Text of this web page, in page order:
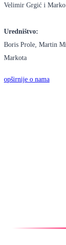
Velimir Grgić i
Uredništvo:
Boris Prole, Martin
Markota
opširnije o nama